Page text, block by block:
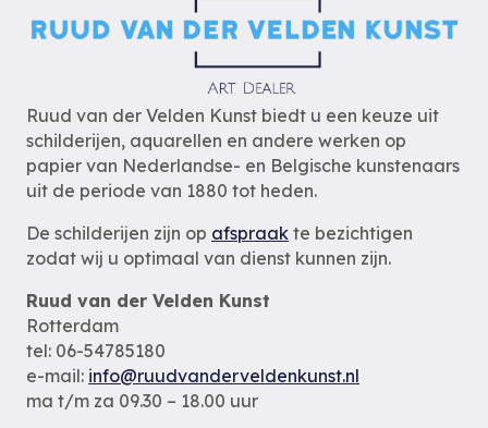
Ruud van der Velden Kunst biedt u een keuze uit
schilderijen, aquarellen en andere werken op
papier van Nederlandse- en Belgische kunstenaars
uit de periode van 1880 tot heden.
De schilderijen zijn op afspraak te bezichtigen
zodat wij u optimaal van dienst kunnen zijn.
Ruud van der Velden Kunst
Rotterdam
tel: 06-54785180
e-mail: info@ruudvanderveldenkunst.nl
ma t/m za 09.30 – 18.00 uur